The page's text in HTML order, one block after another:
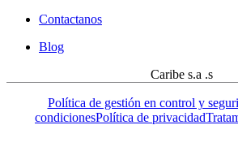
Contactanos
Blog
Caribe s.a .s
Política de gestión en control y
condicionesPolítica de privacidad